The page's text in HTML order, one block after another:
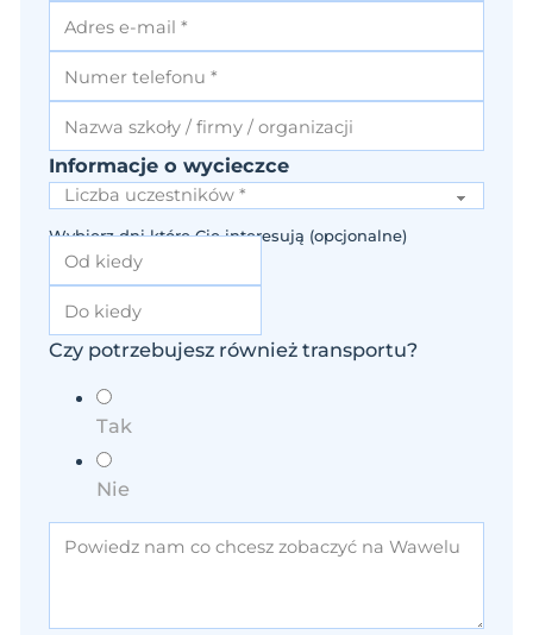
Informacje o wycieczce
Wybierz dni które Cię interesują (opcjonalne)
Czy potrzebujesz również transportu?
Tak
Nie